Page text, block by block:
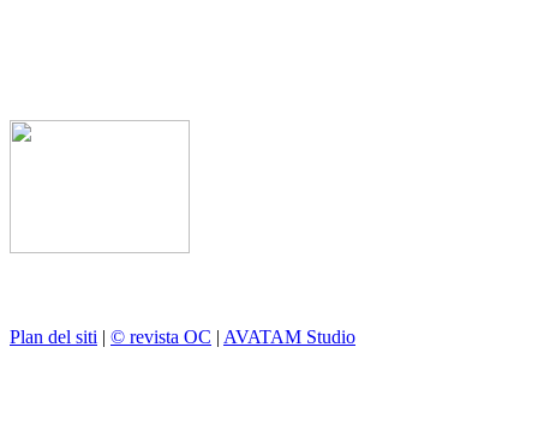
Plan del siti | © revista OC | AVATAM Studio